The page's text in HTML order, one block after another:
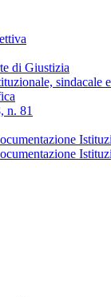
di Giustizia
sindacale
n. 81